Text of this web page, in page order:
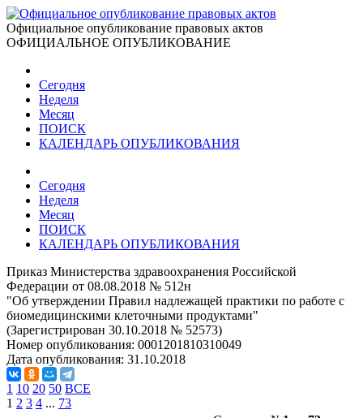
Официальное опубликование правовых актов
ОФИЦИАЛЬНОЕ ОПУБЛИКОВАНИЕ
Сегодня
Неделя
Месяц
ПОИСК
КАЛЕНДАРЬ ОПУБЛИКОВАНИЯ
Сегодня
Неделя
Месяц
ПОИСК
КАЛЕНДАРЬ ОПУБЛИКОВАНИЯ
Приказ Министерства здравоохранения Российской
Федерации от 08.08.2018 № 512н
"Об утверждении Правил надлежащей практики по работе с
биомедицинскими клеточными продуктами"
(Зарегистрирован 30.10.2018 № 52573)
Номер опубликования: 0001201810310049
Дата опубликования: 31.10.2018
1 10 20 50 ВСЕ
1 2 3 4 ... 73